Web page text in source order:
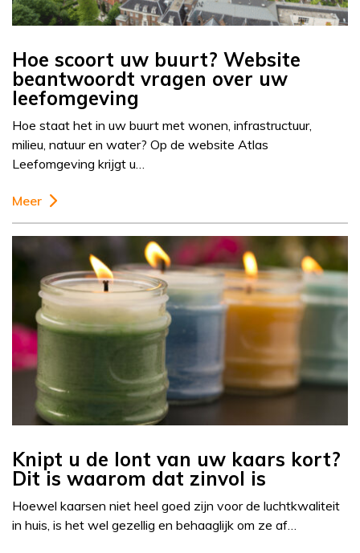
Hoe scoort uw buurt? Website
beantwoordt vragen over uw
leefomgeving
Hoe staat het in uw buurt met wonen, infrastructuur,
milieu, natuur en water? Op de website Atlas
Leefomgeving krijgt u…
Meer
Knipt u de lont van uw kaars kort?
Dit is waarom dat zinvol is
Hoewel kaarsen niet heel goed zijn voor de luchtkwaliteit
in huis, is het wel gezellig en behaaglijk om ze af…